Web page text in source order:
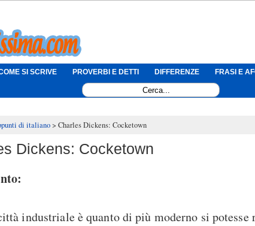
SI SCRIVE PROVERBI E DETTI DIFFERENZE FRASI E
di italiano Charles Dickens: Cocketown
Dickens: Cocketown
industriale è quanto di più moderno si potesse